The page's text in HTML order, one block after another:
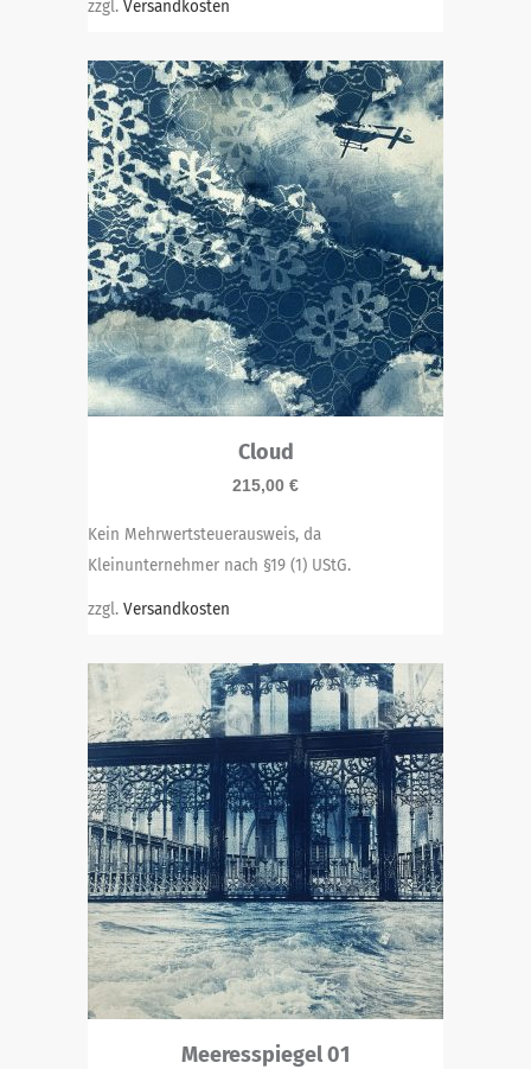
zzgl. Versandkosten
Cloud
215,00 €
Kein Mehrwertsteuerausweis, da
Kleinunternehmer nach §19 (1) UStG.
zzgl. Versandkosten
Meeresspiegel 01